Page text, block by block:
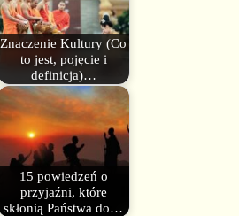
Znaczenie Kultury (Co
to jest, pojęcie i
definicja)…
15 powiedzeń o
przyjaźni, które
skłonią Państwa do…